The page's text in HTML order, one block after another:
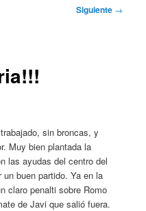
Siguiente →
sin broncas, y
Muy bien plantada la
las ayudas del centro del
buen partido. Ya en la
claro penalti sobre Romo
de Javi que salió fuera.